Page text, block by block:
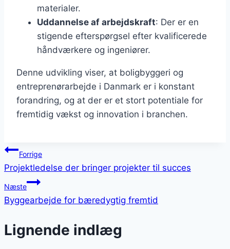
materialer.
Uddannelse af arbejdskraft: Der er en
stigende efterspørgsel efter kvalificerede
håndværkere og ingeniører.
Denne udvikling viser, at boligbyggeri og
entreprenørarbejde i Danmark er i konstant
forandring, og at der er et stort potentiale for
fremtidig vækst og innovation i branchen.
Indlægsnavigation
Forrige
Projektledelse der bringer projekter til succes
Næste
Byggearbejde for bæredygtig fremtid
Lignende indlæg